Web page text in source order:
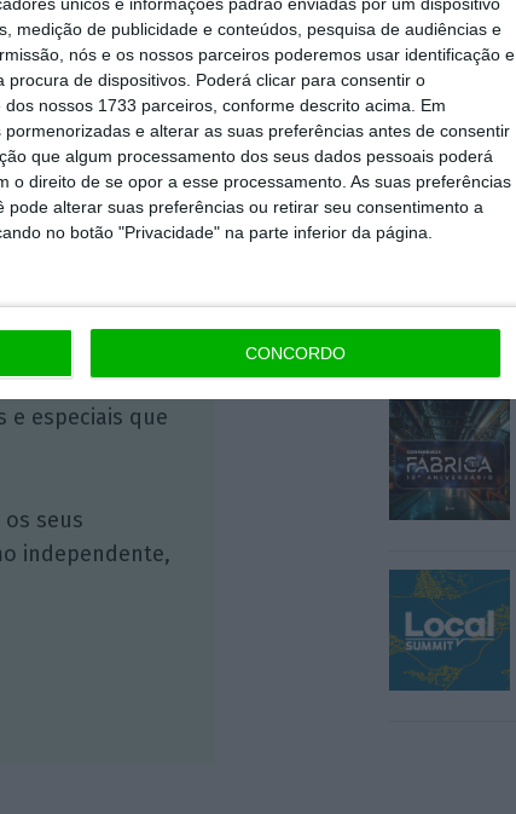
medição de publicidade e conteúdos, pesquisa de audiências e
nós e os nossos parceiros poderemos usar identificação e
de dispositivos. Poderá clicar para consentir o
nossos 1733 parceiros, conforme descrito acima. Em
e alterar as suas preferências antes de consentir
que algum processamento dos seus dados pessoais poderá
o direito de se opor a esse processamento. As suas preferências
alterar suas preferências ou retirar seu consentimento a
no botão "Privacidade" na parte inferior da página.
CONCORDO
https://eco.sapo.pt/2017/07/03/impresa-financia-se-ate-35-milhoes-para-expandir-sede/ Copiar
do que
a notícias
e especiais que
seus
independente,
5
6